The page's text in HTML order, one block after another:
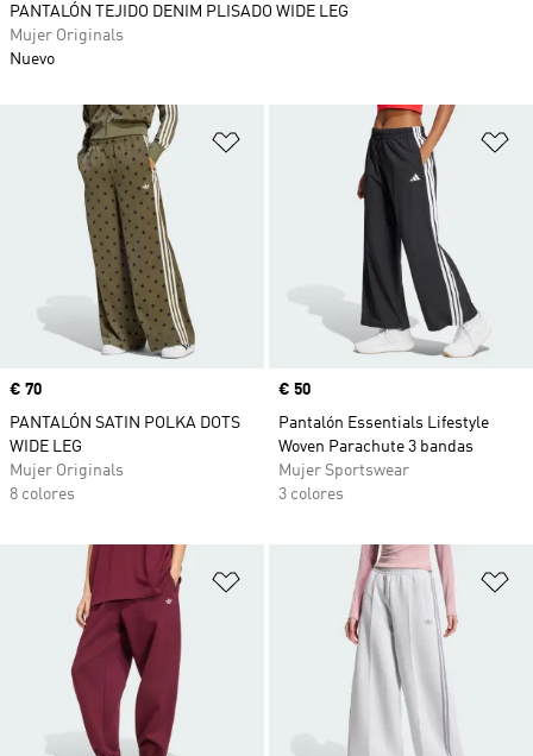
Añadir a la lista de deseos
Precio
€ 70
PANTALÓN SATIN POLKA DOTS
WIDE LEG
Mujer Originals
8 colores
Precio
€ 50
Pantalón Essentials Lifestyle
Woven Parachute 3 bandas
Mujer Sportswear
3 colores
Añadir a la lista de deseos
PANTALÓN TEJIDO DENIM PLISADO WIDE LEG
Mujer Originals
Nuevo